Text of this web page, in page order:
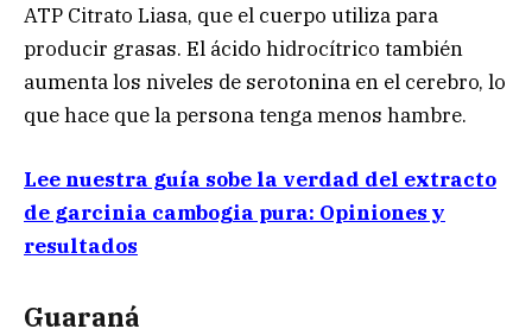
ATP Citrato Liasa, que el cuerpo utiliza para
producir grasas. El ácido hidrocítrico también
aumenta los niveles de serotonina en el cerebro, lo
que hace que la persona tenga menos hambre.
Lee nuestra guía sobe la verdad del extracto
de garcinia cambogia pura: Opiniones y
resultados
Guaraná